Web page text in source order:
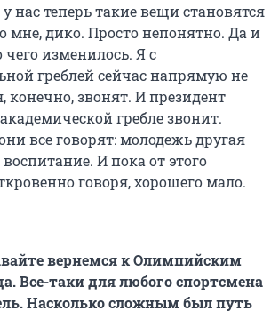
нас теперь такие вещи становятся
мне, дико. Просто непонятно. Да и
чего изменилось. Я с
греблей сейчас напрямую не
конечно, звонят. И президент
гребле звонит.
все говорят: молодежь другая
И пока от этого
говоря, хорошего мало.
вернемся к Олимпийским
Все-таки для любого спортсмена
Насколько сложным был путь